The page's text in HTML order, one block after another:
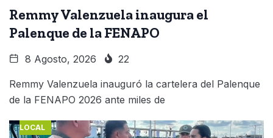
Remmy Valenzuela inaugura el
Palenque de la FENAPO
8 Agosto, 2026 22
Remmy Valenzuela inauguró la cartelera del Palenque
de la FENAPO 2026 ante miles de
LOCAL